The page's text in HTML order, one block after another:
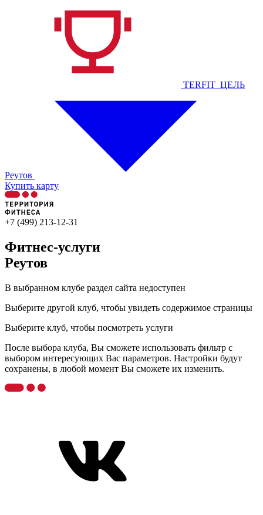
TERFIT_ЦЕЛЬ
Реутов
Купить карту
+7 (499) 213-12-31
Фитнес-услуги
Реутов
В выбранном клубе раздел сайта недоступен
Выберите другой клуб, чтобы увидеть содержимое страницы
Выберите клуб, чтобы посмотреть услуги
После выбора клуба, Вы сможете использовать фильтр с
выбором интересующих Вас параметров. Настройки будут
сохранены, в любой момент Вы сможете их изменить.